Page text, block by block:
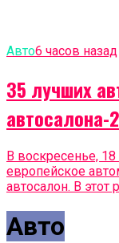
Авто6 часов назад
35 лучших
автосалона-
В воскресенье,
европейское
автосалон. В этот
Авто